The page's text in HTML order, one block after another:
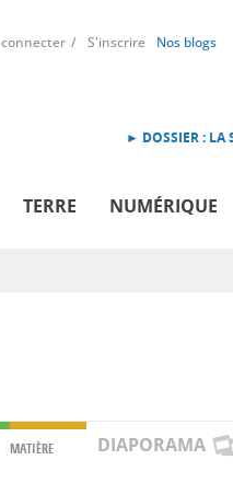
connecter S'inscrire Nos blogs
► DOSSIER : LA
TERRE NUMÉRIQUE
MATIÈRE DIAPORAMA